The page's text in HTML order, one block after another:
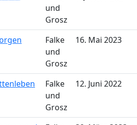
und
Grosz
Falke
und
Grosz
16. Mai 2023
Falke
und
Grosz
12. Juni 2022